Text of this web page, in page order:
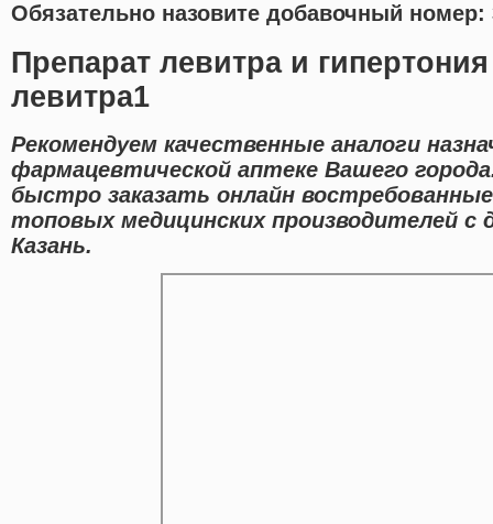
Обязательно назовите добавочный номер:
Препарат левитра и
левитра1
Рекомендуем качественные аналоги
фармацевтической аптеке Вашего
быстро заказать онлайн
топовых медицинских производителей с
Казань.